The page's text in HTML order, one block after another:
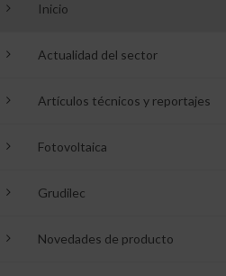
Inicio
Actualidad del sector
Artículos técnicos y reportajes
Fotovoltaica
Grudilec
Novedades de producto